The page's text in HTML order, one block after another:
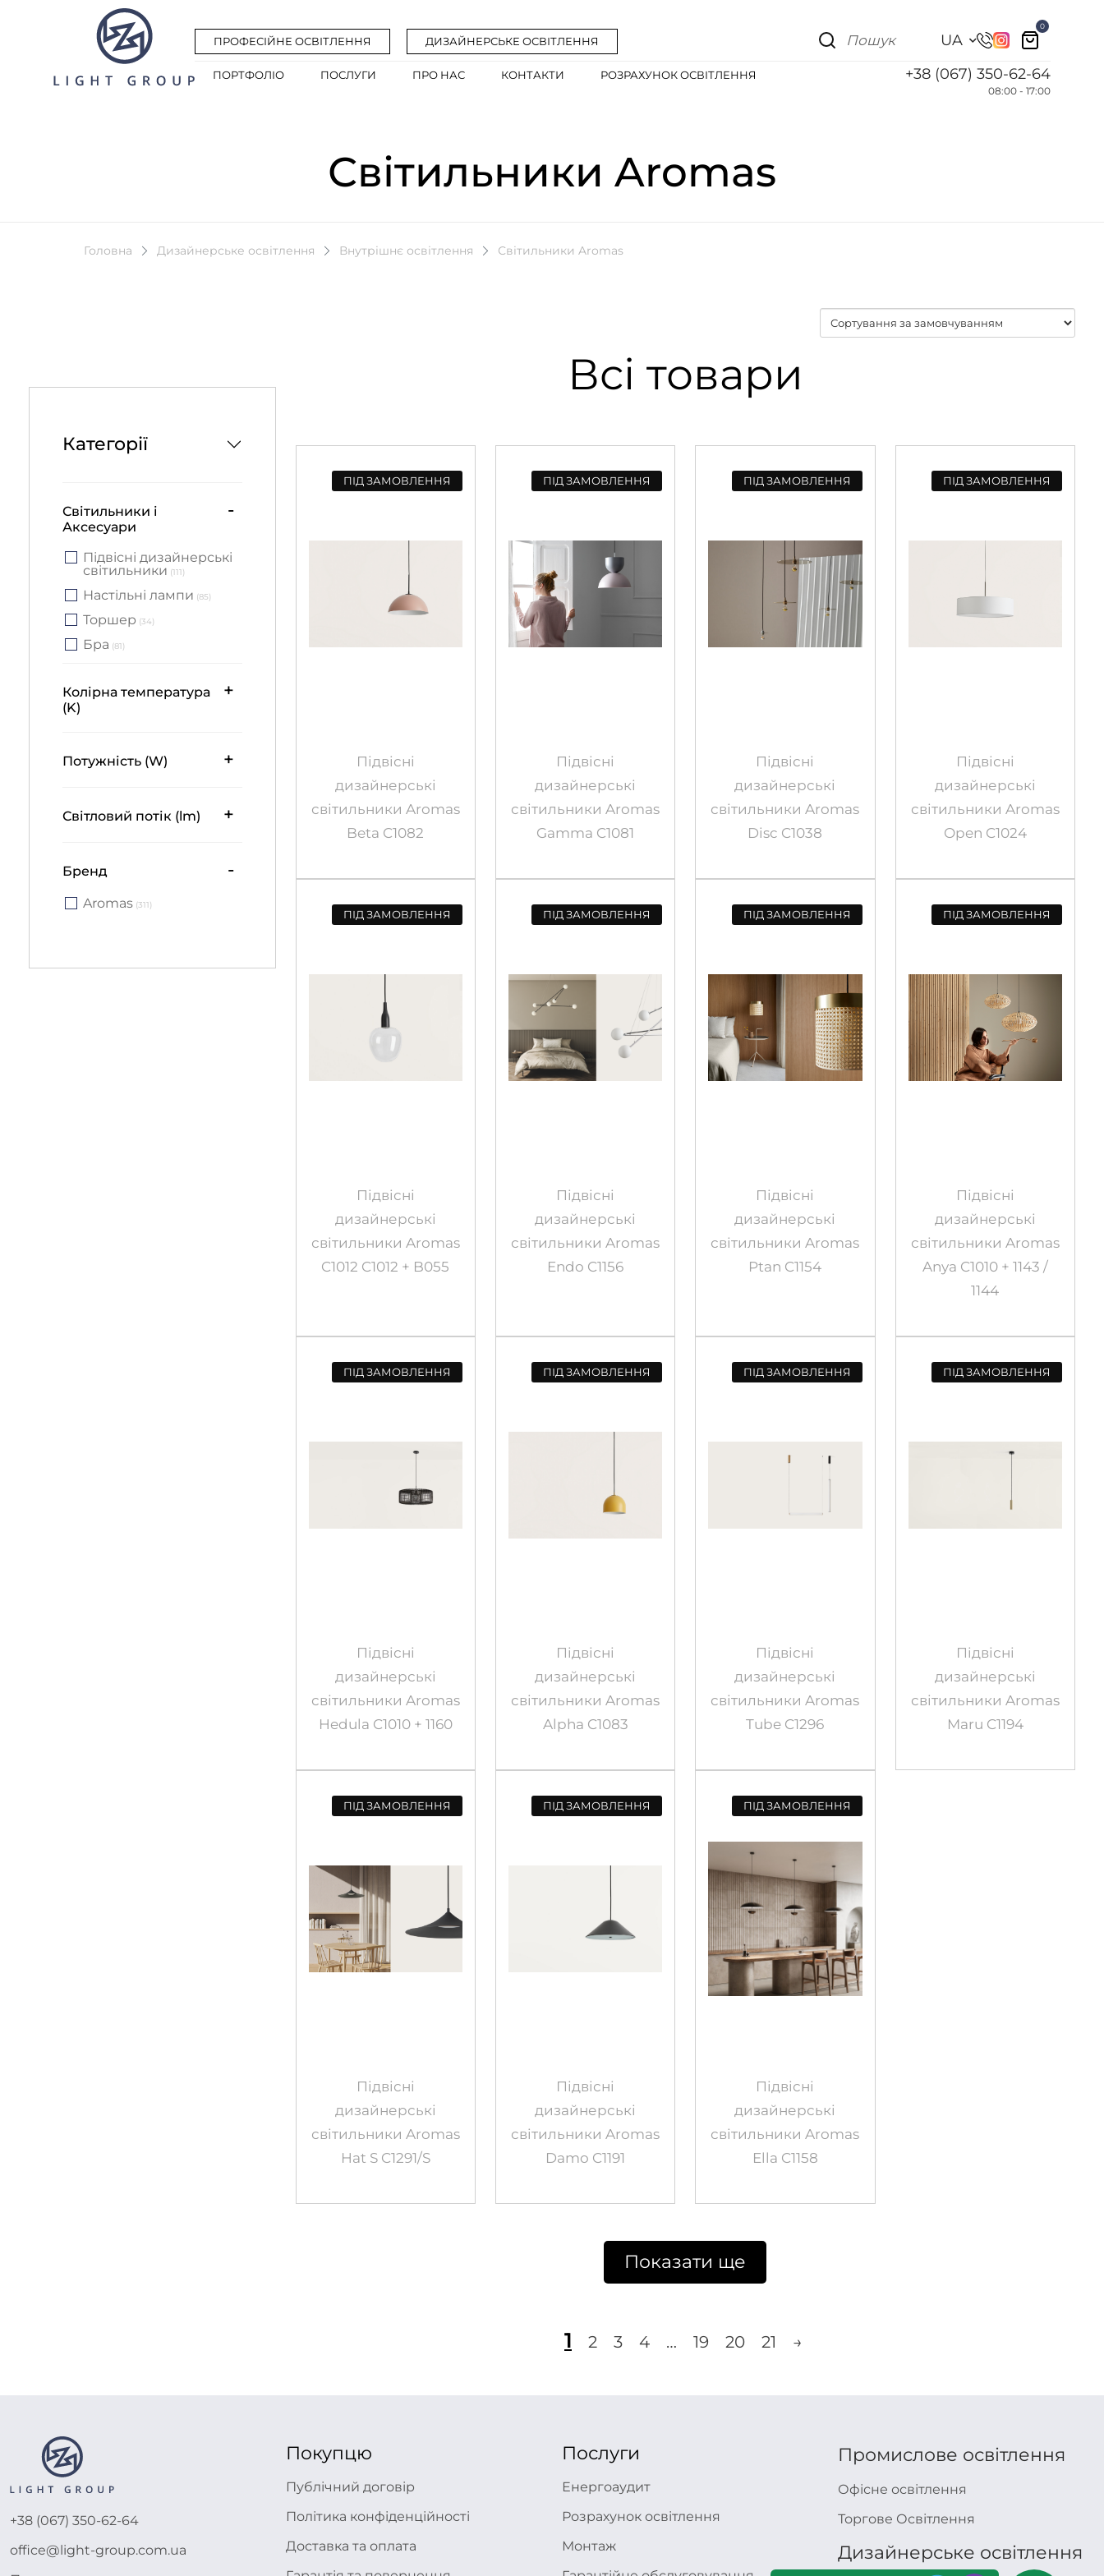
ПРОФЕСІЙНЕ ОСВІТЛЕННЯ ДИЗАЙНЕРСЬКЕ ОСВІТЛЕННЯ UA
0
ПОРТФОЛІО ПОСЛУГИ ПРО НАС КОНТАКТИ РОЗРАХУНОК ОСВІТЛЕННЯ +38 (067) 350-62-64
08:00 - 17:00
Світильники Aromas
Головна Дизайнерське освітлення Внутрішнє освітлення Світильники Aromas
Категорії
Світильники і
Аксесуари
-
Підвісні дизайнерські
світильники (111)
Настільні лампи (85)
Торшер (34)
Бра (81)
Колірна температура
(K)
+
Потужність (W) +
Світловий потік (lm) +
Бренд -
Aromas (311)
Всі товари
ПІД ЗАМОВЛЕННЯ
Підвісні
дизайнерські
світильники Aromas
Beta C1082
ПІД ЗАМОВЛЕННЯ
Підвісні
дизайнерські
світильники Aromas
Gamma C1081
ПІД ЗАМОВЛЕННЯ
Підвісні
дизайнерські
світильники Aromas
Disc C1038
ПІД ЗАМОВЛЕННЯ
Підвісні
дизайнерські
світильники Aromas
Open C1024
ПІД ЗАМОВЛЕННЯ
Підвісні
дизайнерські
світильники Aromas
C1012 C1012 + B055
ПІД ЗАМОВЛЕННЯ
Підвісні
дизайнерські
світильники Aromas
Endo C1156
ПІД ЗАМОВЛЕННЯ
Підвісні
дизайнерські
світильники Aromas
Ptan C1154
ПІД ЗАМОВЛЕННЯ
Підвісні
дизайнерські
світильники Aromas
Anya C1010 + 1143 /
1144
ПІД ЗАМОВЛЕННЯ
Підвісні
дизайнерські
світильники Aromas
Hedula C1010 + 1160
ПІД ЗАМОВЛЕННЯ
Підвісні
дизайнерські
світильники Aromas
Alpha C1083
ПІД ЗАМОВЛЕННЯ
Підвісні
дизайнерські
світильники Aromas
Tube C1296
ПІД ЗАМОВЛЕННЯ
Підвісні
дизайнерські
світильники Aromas
Maru C1194
ПІД ЗАМОВЛЕННЯ
Підвісні
дизайнерські
світильники Aromas
Hat S C1291/S
ПІД ЗАМОВЛЕННЯ
Підвісні
дизайнерські
світильники Aromas
Damo C1191
ПІД ЗАМОВЛЕННЯ
Підвісні
дизайнерські
світильники Aromas
Ella C1158
Показати ще
1 2 3 4 … 19 20 21 →
+38 (067) 350-62-64
office@light-group.com.ua
Покупцю
Публічний договір
Політика конфіденційності
Доставка та оплата
Послуги
Енергоаудит
Розрахунок освітлення
Монтаж
Промислове освітлення
Офісне освітлення
Торгове Освітлення
Дизайнерське освітлення